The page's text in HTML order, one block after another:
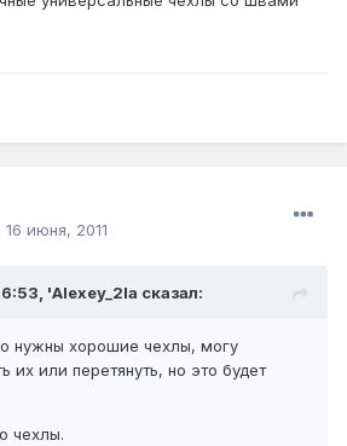
16 июня, 2011
'Alexey_2la сказал:
нужны хорошие чехлы, могу
их или перетянуть, но это будет
чехлы.